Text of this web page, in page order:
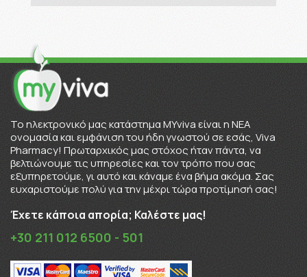
To ηλεκτρονικό μας κατάστημα MYviva είναι η ΝΕΑ
ονομασία και εμφάνιση του ήδη γνωστού σε εσάς, Viva
Pharmacy! Πρωταρχικός μας στόχος ήταν πάντα, να
βελτιώνουμε τις υπηρεσίες και τον τρόπο που σας
εξυπηρετούμε, γι αυτό και κάναμε ένα βήμα ακόμα. Σας
ευχαριστούμε πολύ για την μέχρι τώρα προτίμησή σας!
Έχετε κάποια απορία; Καλέστε μας!
+30 211 012 6500 - 501